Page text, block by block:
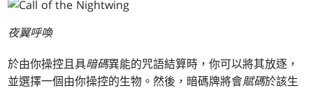
夜翼呼喚
於由你操控且具暗碼異能的咒語結算時，你可以將其放逐，
並選擇一個由你操控的生物。然後，暗碼牌將會賦碼於該生